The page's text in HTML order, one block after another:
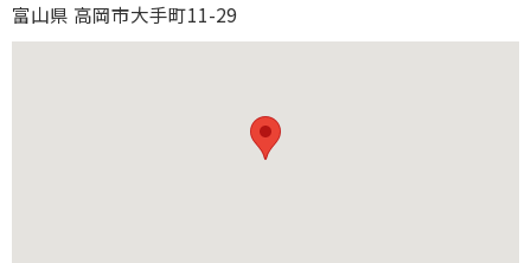
富山県 高岡市大手町11-29